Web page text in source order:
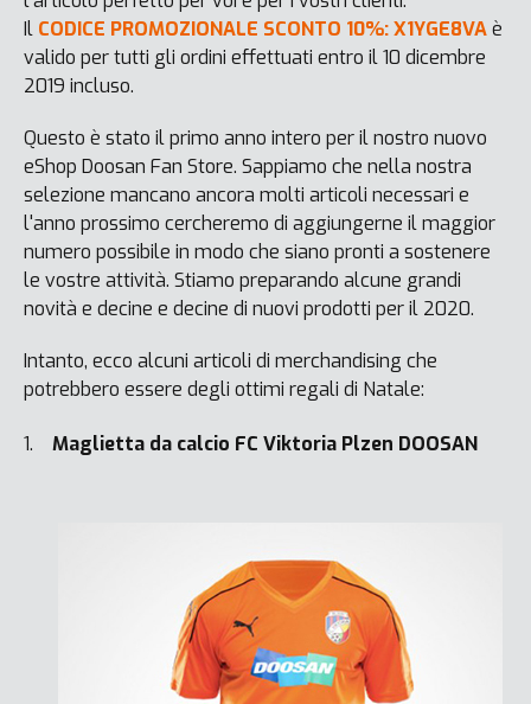
Il CODICE PROMOZIONALE SCONTO 10%: X1YGE8VAè
valido per tutti gli ordini effettuati entro il 10 dicembre
2019 incluso.
Questo è stato il primo anno intero per il nostro nuovo
eShop Doosan Fan Store. Sappiamo che nella nostra
selezione mancano ancora molti articoli necessari e
l'anno prossimo cercheremo di aggiungerne il maggior
numero possibile in modo che siano pronti a sostenere
le vostre attività. Stiamo preparando alcune grandi
novità e decine e decine di nuovi prodotti per il 2020.
Intanto, ecco alcuni articoli di merchandising che
potrebbero essere degli ottimi regali di Natale:
Maglietta da calcio FC Viktoria Plzen DOOSAN